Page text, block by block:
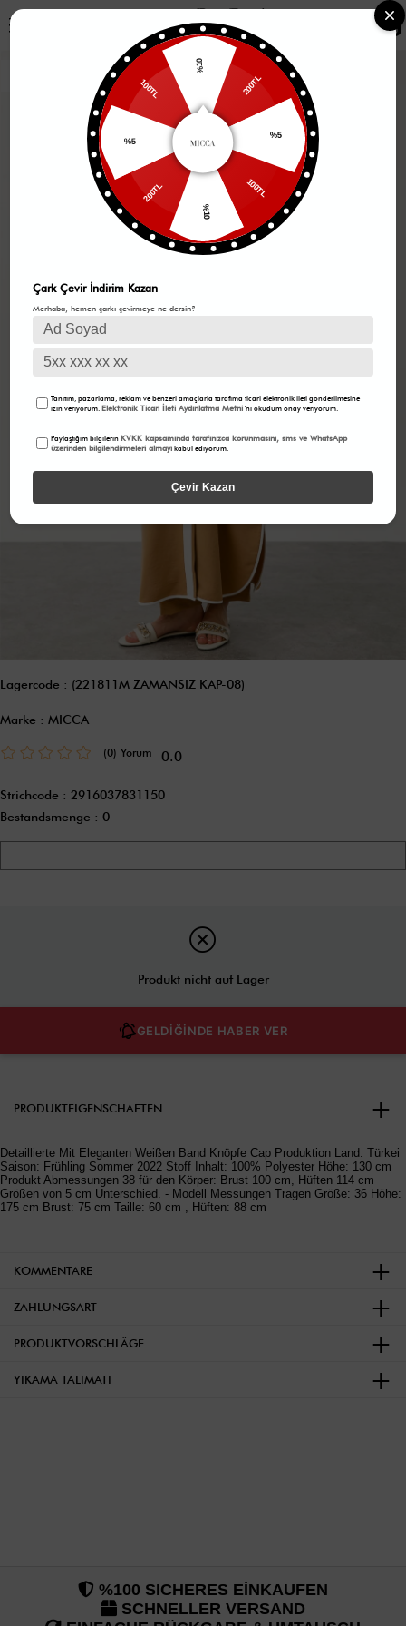
0
Lagercode (221811M ZAMANSIZ KAP-08)
Marke : MICCA
(0) 0.0
Strichcode : 2916037831150
Bestandsmenge : 0
Produkt nicht auf Lager
GELDİĞİNDE HABER VER
PRODUKTEIGENSCHAFTEN
Detaillierte Mit Eleganten Weißen Band Knöpfe Cap Produktion Land: Türkei
Saison: Frühling Sommer 2022 Stoff Inhalt: 100% Polyester Höhe: 130 cm
Produkt Abmessungen 38 für den Körper: Brust 100 cm, Hüften 114 cm
Größen von 5 cm Unterschied. - Modell Messungen Tragen Größe: 36 Höhe:
175 cm Brust: 75 cm Taille: 60 cm , Hüften: 88 cm
KOMMENTARE
ZAHLUNGSART
PRODUKTVORSCHLÄGE
YIKAMA TALIMATI
%100 SICHERES EİNKAUFEN
SCHNELLER VERSAND
%10
200TL
100TL
%10
200TL
%5
100TL
Çark Çevir İndirim Kazan
Merhaba, hemen çarkı çevirmeye ne dersin?
Tanıtım, pazarlama, reklam ve benzeri amaçlarla tarafıma ticari elektronik ileti gönderilmesine
izin veriyorum.Elektronik Ticari İleti Aydınlatma Metni 'ni okudum onay veriyorum.
Paylaştığım bilgilerinKVKK kapsamında tarafınızca korunmasını, sms ve WhatsApp
üzerinden bilgilendirmeleri almayı kabul ediyorum.
Çevir Kazan